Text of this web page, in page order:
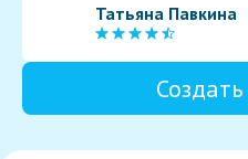
Татьяна Павкина